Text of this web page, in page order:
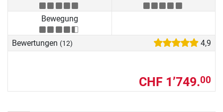
Bewegung
Bewertungen (12) 4,9
CHF 1’749.00